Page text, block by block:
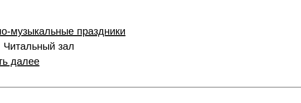
музыкальные праздники
зал
далее